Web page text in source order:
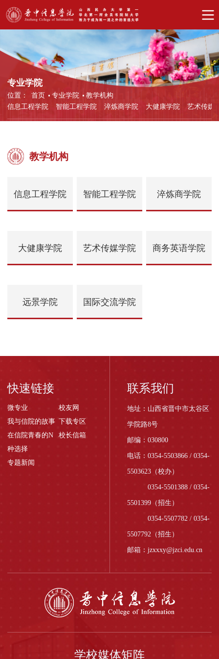
专业学院
位置： 首页 专业学院
教学机构
信息工程学院
智能工程学院 淬炼商学院 大健康学院 艺术传媒
教学机构
信息工程学院 智能工程学院 淬炼商学院
大健康学院 艺术传媒学院 商务英语学院
远景学院 国际交流学院
快速链接
微专业
校友网
我与信院的故事 下载专区
在信院青春的N
种选择
校长信箱
专题新闻
联系我们
地址：山西省晋中市太谷区
学院路8号
邮编：030800
电话：0354-5503866 / 0354-
5503623（校办）
0354-5501388 / 0354-
5501399（招生）
0354-5507782 / 0354-
5507792（招生）
邮箱：jzxxxy@jzci.edu.cn
学校媒体矩阵